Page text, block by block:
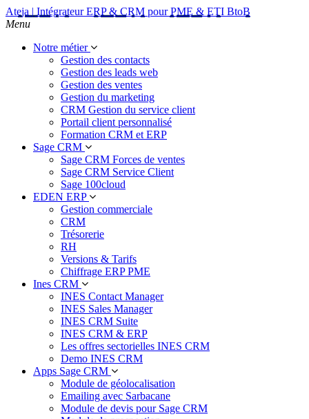
Ateja | Intégrateur ERP & CRM pour PME & ETI BtoB
Menu
Notre métier
Gestion des contacts
Gestion des leads web
Gestion des ventes
Gestion du marketing
CRM Gestion du service client
Portail client personnalisé
Formation CRM et ERP
Sage CRM
Sage CRM Forces de ventes
Sage CRM Service Client
Sage 100cloud
EDEN ERP
Gestion commerciale
CRM
Trésorerie
RH
Versions & Tarifs
Chiffrage ERP PME
Ines CRM
INES Contact Manager
INES Sales Manager
INES CRM Suite
INES CRM & ERP
Les offres sectorielles INES CRM
Demo INES CRM
Apps Sage CRM
Module de géolocalisation
Emailing avec Sarbacane
Module de devis pour Sage CRM